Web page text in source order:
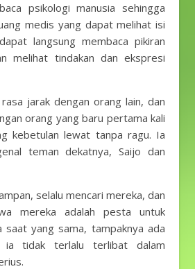
psikologi manusia sehingga
medis yang dapat melihat isi
langsung membaca pikiran
melihat tindakan dan ekspresi
jarak dengan orang lain, dan
orang yang baru pertama kali
kebetulan lewat tanpa ragu. Ia
teman dekatnya, Saijo dan
selalu mencari mereka, dan
mereka adalah pesta untuk
yang sama, tampaknya ada
ia tidak terlalu terlibat dalam